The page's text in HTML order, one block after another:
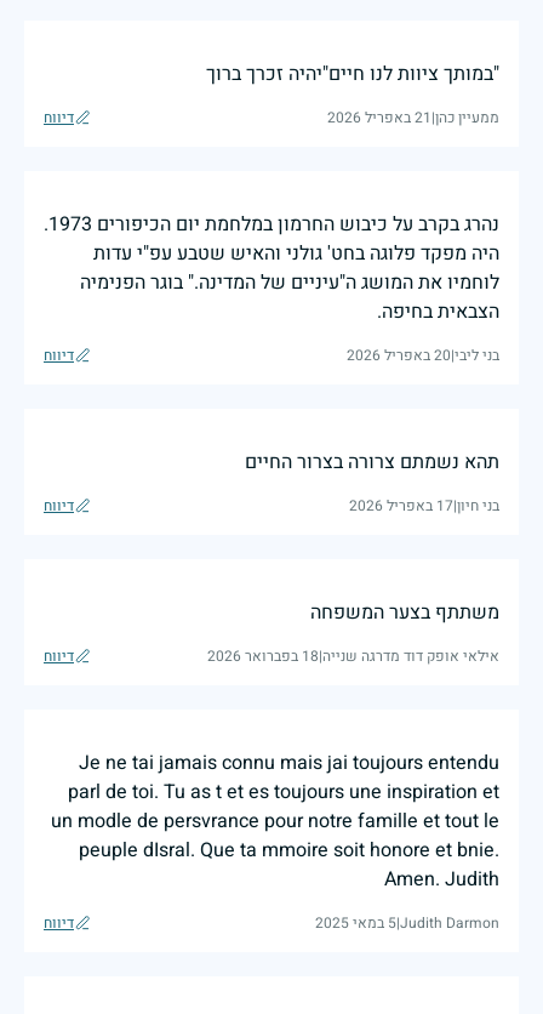
"במותך ציוות לנו חיים"יהיה זכרך ברוך
ממעיין כהן|21 באפריל 2026 דיווח
נהרג בקרב על כיבוש החרמון במלחמת יום הכיפורים 1973.
היה מפקד פלוגה בחט' גולני והאיש שטבע עפ"י עדות
לוחמיו את המושג ה"עיניים של המדינה." בוגר הפנימיה
הצבאית בחיפה.
בני ליבי|20 באפריל 2026 דיווח
תהא נשמתם צרורה בצרור החיים
בני חיון|17 באפריל 2026 דיווח
משתתף בצער המשפחה
אילאי אופק דוד מדרגה שנייה|18 בפברואר 2026 דיווח
Je ne tai jamais connu mais jai toujours entendu
parl de toi. Tu as t et es toujours une inspiration et
un modle de persvrance pour notre famille et tout le
peuple dIsral. Que ta mmoire soit honore et bnie.
Amen. Judith
Judith Darmon
|5 במאי 2025 דיווח